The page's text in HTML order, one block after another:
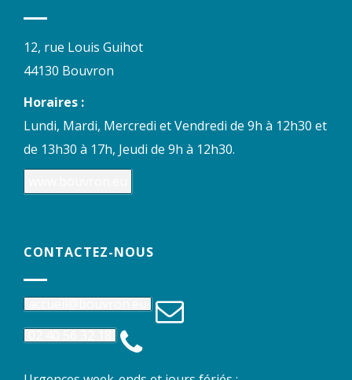
12, rue Louis Guihot
44130 Bouvron
Horaires :
Lundi, Mardi, Mercredi et Vendredi de 9h à 12h30 et
de 13h30 à 17h, Jeudi de 9h à 12h30.
CONTACTEZ-NOUS